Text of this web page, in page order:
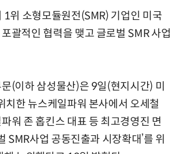
1위 소형모듈원전(SMR) 기업인 미국
괄적인 협력을 맺고 글로벌 SMR 사업
(이하 삼성물산)은 9일(현지시간) 미
치한 뉴스케일파워 본사에서 오세철
워 존 홉킨스 대표 등 최고경영진 면
SMR사업 공동진출과 시장확대’를 위